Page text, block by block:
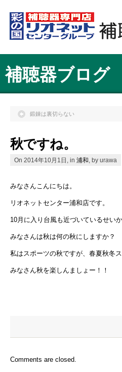
補聴器ブログ
鍛錬は裏切らない
秋ですね。
On 2014年10月1日, in 浦和 , by urawa
みなさんこんにちは。
リオネットセンター浦和店です。
10月に入り台風も近づいているせい
みなさんは秋は何の秋にしますか？
私はスポーツの秋ですが、春夏秋冬
みなさん秋を楽しんましょー！！
Comments are closed.